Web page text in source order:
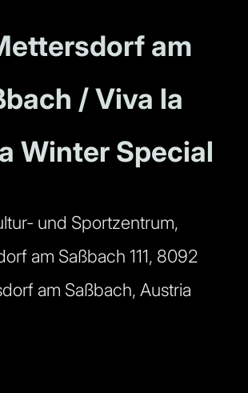
am
/ Viva la
Winter Special
und Sportzentrum,
am Saßbach 111, 8092
am Saßbach, Austria